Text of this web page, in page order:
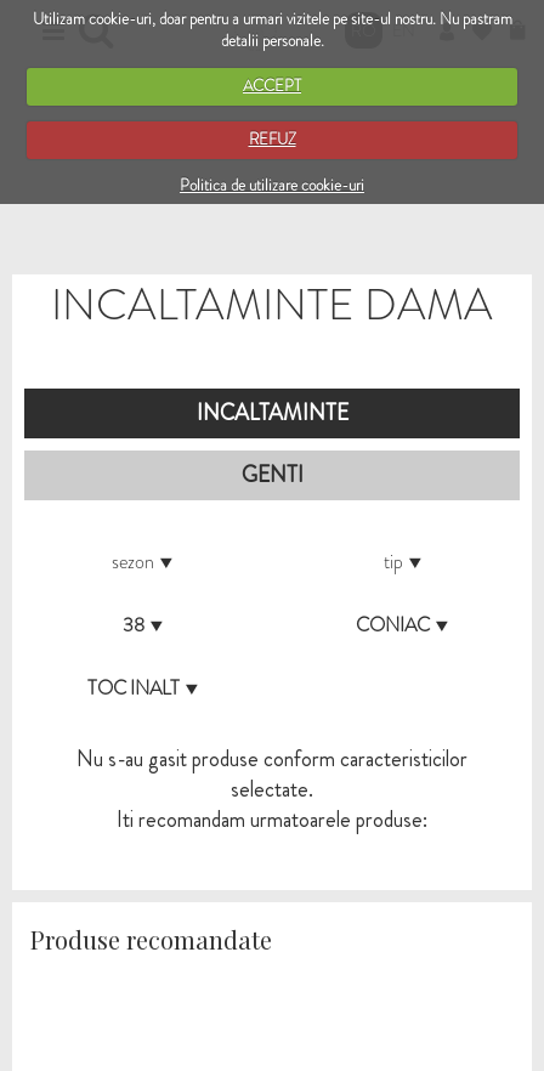
Utilizam cookie-uri, doar pentru a urmari vizitele pe site-ul nostru. Nu pastram
detalii personale.
ACCEPT
REFUZ
Politica de utilizare cookie-uri
RO EN
INCALTAMINTE DAMA
INCALTAMINTE
GENTI
sezon tip
38 CONIAC
TOC INALT
Nu s-au gasit produse conform caracteristicilor
selectate.
Iti recomandam urmatoarele produse:
Produse recomandate